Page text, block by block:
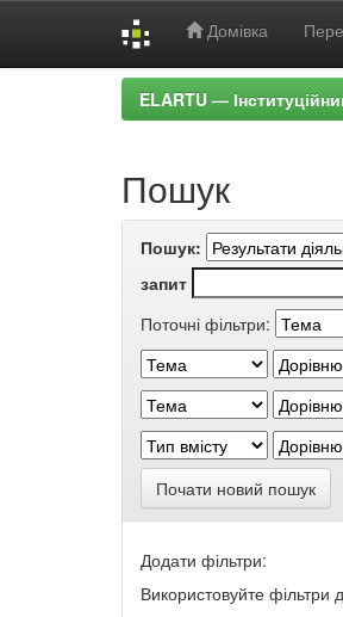
Домівка
ELARTU —
Пошук
Пошук:
запит
Поточні фільтри:
Почати новий пошук
Додати фільтри:
Використовуйте фільтри